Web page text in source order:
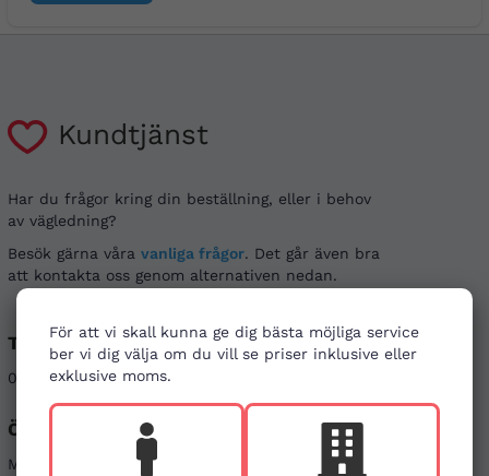
För att vi skall kunna ge dig bästa möjliga service
ber vi dig välja om du vill se priser inklusive eller
exklusive moms.
Kundtjänst
Har du frågor kring din beställning, eller i behov
av vägledning?
Besök gärna våra vanliga frågor. Det går även bra
att kontakta oss genom alternativen nedan.
Telefon
08-121 464 90
E-post
Öppettider
Mån - Fre 08-17
Sociala medier